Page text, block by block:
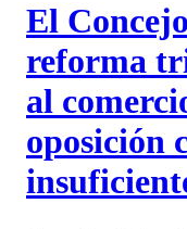
El
reforma
al
oposición